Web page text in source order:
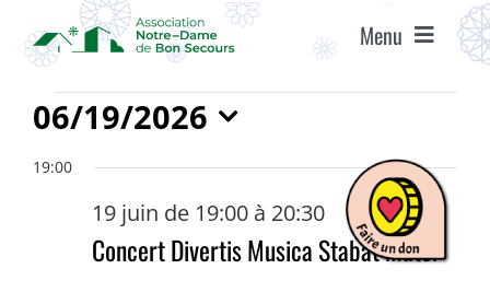
contenu
Menu
ACCUEIL
ASSOCIATION
ÉTABLISSEMENTS
Évènements
for
2026
06/19/2026
Sélectionnez
une
date.
19:00
Concert Divertis Musica Stabat Mater
19 juin de 19:00 à 20:30